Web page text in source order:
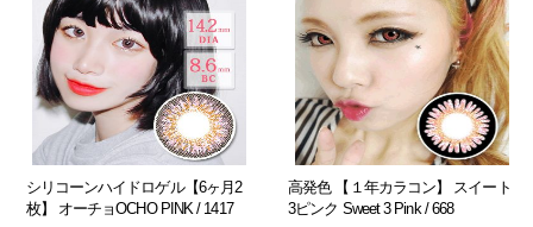
シリコーンハイドロゲル【6ヶ月2
枚】 オーチョOCHO PINK / 1417
高発色 【１年カラコン】 スイート
3ピンク Sweet 3 Pink / 668